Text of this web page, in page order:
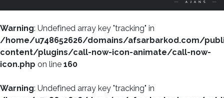
Warning: Undefined array key "tracking" in
/home/u748652626/domains/afsarbarkod.com/
content/plugins/call-now-icon-animate/call-now-
icon.php on line 160
Warning: Undefined array key "tracking" in